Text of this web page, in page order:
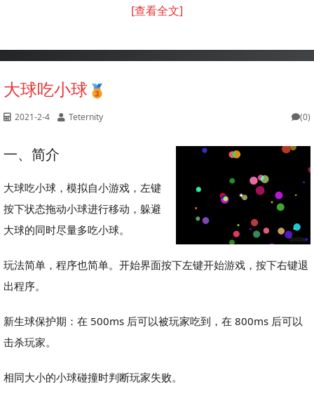
[查看全文]
大球吃小球
2021-2-4 Teternity (0)
一、简介
大球吃小球，模拟自小游戏，左键
按下状态拖动小球进行移动，躲避
大球的同时尽量多吃小球。
玩法简单，程序也简单。开始界面按下左键开始游戏，按下右键退
出程序。
新生球保护期：在 500ms 后可以被玩家吃到，在 800ms 后可以
击杀玩家。
相同大小的小球碰撞时判断玩家失败。